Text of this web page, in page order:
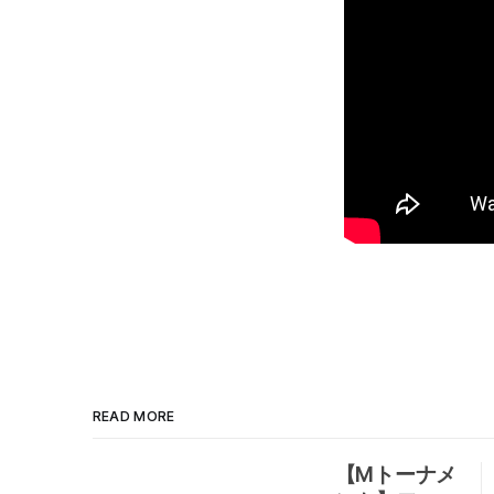
READ MORE
【Mトーナメ